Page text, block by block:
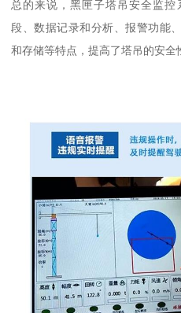
总的来说，黑匣子塔吊安全监
段、数据记录和分析、报警功能
和存储等特点，提高了塔吊的安全